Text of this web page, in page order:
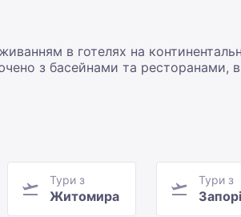
в готелях на
з басейнами та ресторанами,
Тури з
Житомира
Тури з